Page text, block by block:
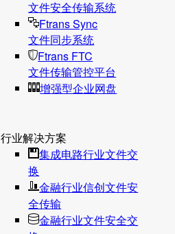
文件安全传输系统
Ftrans Sync
文件同步系统
Ftrans FTC
文件传输管控平台
增强型企业网盘
行业解决方案
集成电路行业文件交
换
金融行业信创文件安
全传输
金融行业文件安全交